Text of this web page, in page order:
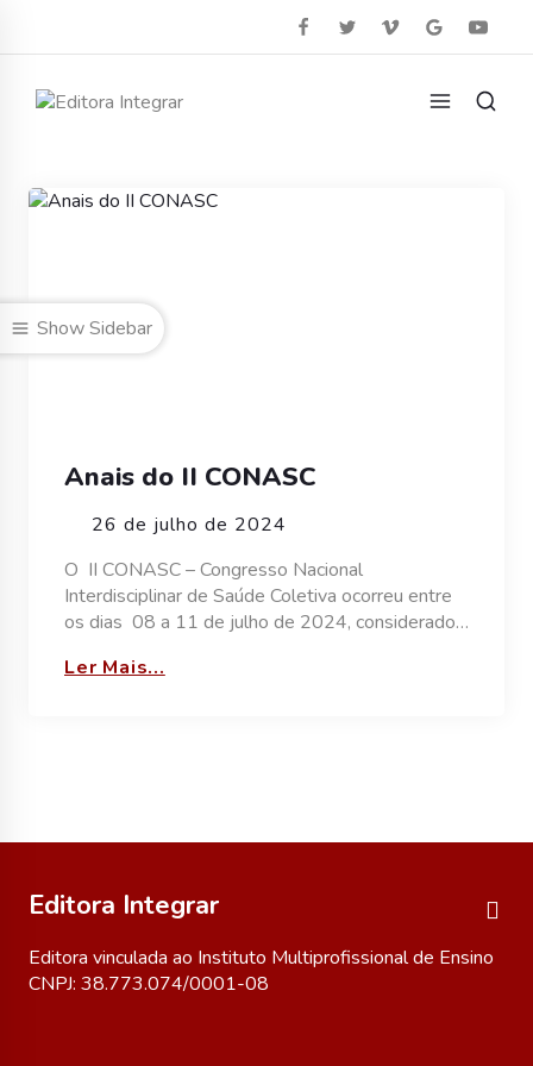
Show Sidebar
Anais do II CONASC
26 de julho de 2024
O II CONASC – Congresso Nacional
Interdisciplinar de Saúde Coletiva ocorreu entre
os dias 08 a 11 de julho de 2024, considerado…
Ler Mais...
Editora Integrar
Editora vinculada ao Instituto Multiprofissional de Ensino
CNPJ: 38.773.074/0001-08